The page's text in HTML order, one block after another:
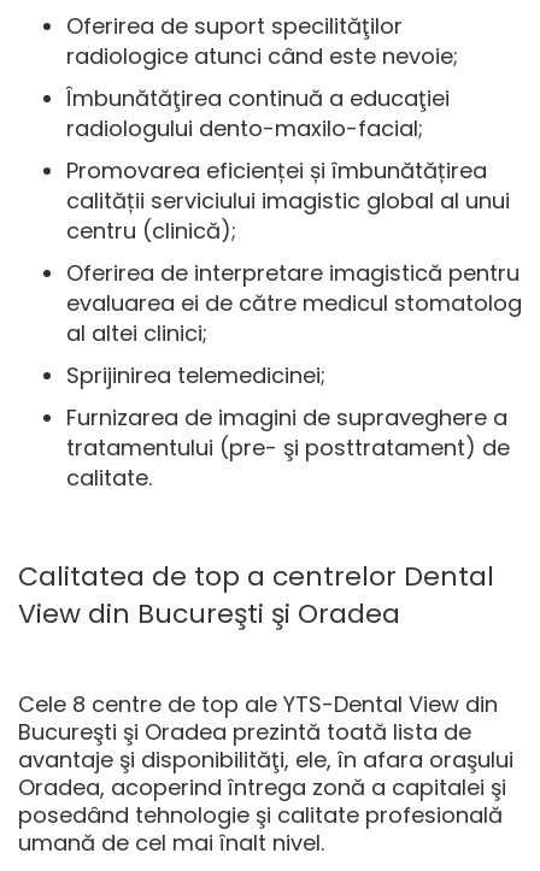
Oferirea de suport specilităţilor
radiologice atunci când este nevoie;
Îmbunătăţirea continuă a educaţiei
radiologului dento-maxilo-facial;
Promovarea eficienței și îmbunătățirea
calității serviciului imagistic global al unui
centru (clinică);
Oferirea de interpretare imagistică pentru
evaluarea ei de către medicul stomatolog
al altei clinici;
Sprijinirea telemedicinei;
Furnizarea de imagini de supraveghere a
tratamentului (pre- şi posttratament) de
calitate.
Calitatea de top a centrelor Dental
View din Bucureşti şi Oradea
Cele 8 centre de top ale YTS-Dental View din
Bucureşti şi Oradea prezintă toată lista de
avantaje şi disponibilităţi, ele, în afara oraşului
Oradea, acoperind întrega zonă a capitalei şi
posedând tehnologie şi calitate profesională
umană de cel mai înalt nivel.